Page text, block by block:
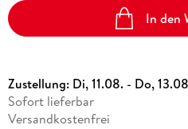
In den
Zustellung: Di, 11.08. - Do,
Sofort lieferbar
Versandkostenfrei